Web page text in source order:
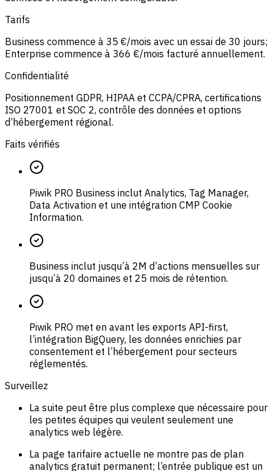
Tarifs
Business commence à 35 €/mois avec un essai de 30 jours;
Enterprise commence à 366 €/mois facturé annuellement.
Confidentialité
Positionnement GDPR, HIPAA et CCPA/CPRA, certifications
ISO 27001 et SOC 2, contrôle des données et options
d’hébergement régional.
Faits vérifiés
Piwik PRO Business inclut Analytics, Tag Manager,
Data Activation et une intégration CMP Cookie
Information.
Business inclut jusqu’à 2M d’actions mensuelles sur
jusqu’à 20 domaines et 25 mois de rétention.
Piwik PRO met en avant les exports API-first,
l’intégration BigQuery, les données enrichies par
consentement et l’hébergement pour secteurs
réglementés.
Surveillez
La suite peut être plus complexe que nécessaire pour
les petites équipes qui veulent seulement une
analytics web légère.
La page tarifaire actuelle ne montre pas de plan
analytics gratuit permanent; l’entrée publique est un